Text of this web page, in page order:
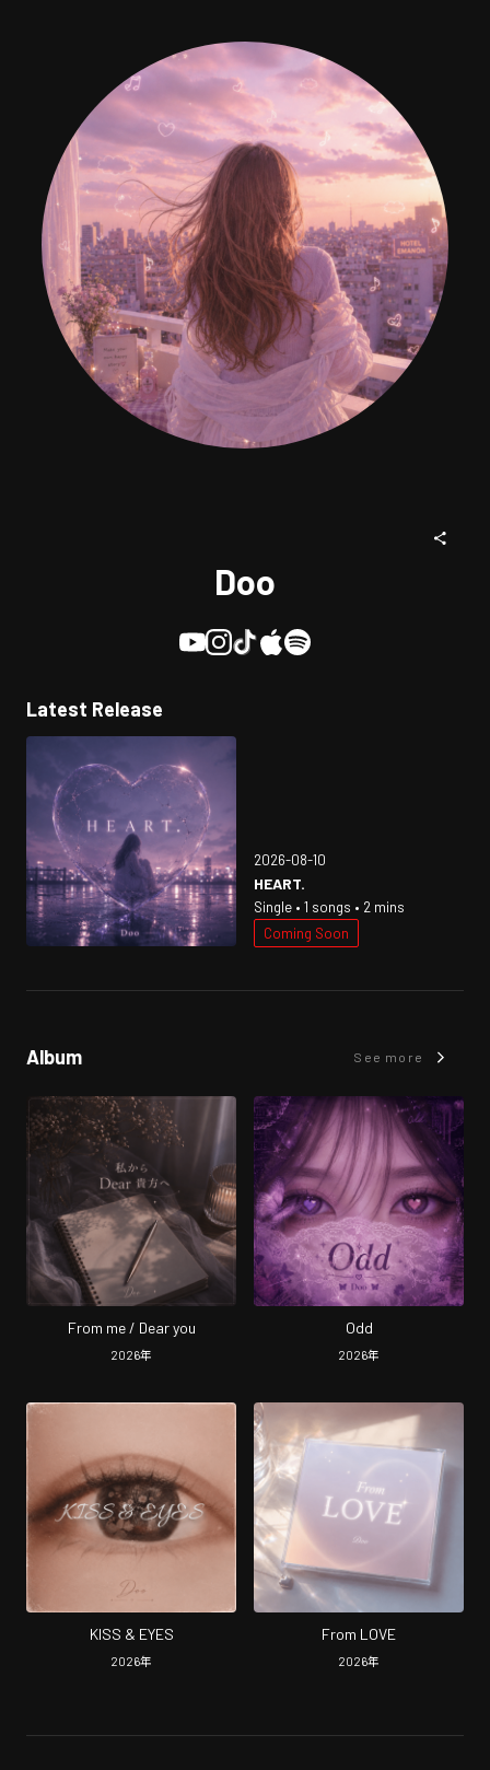
Doo
Latest Release
2026-08-10
HEART.
Single • 1 songs • 2 mins
Coming Soon
Album See more
From me / Dear you
2026年
Odd
2026年
KISS & EYES
2026年
From LOVE
2026年